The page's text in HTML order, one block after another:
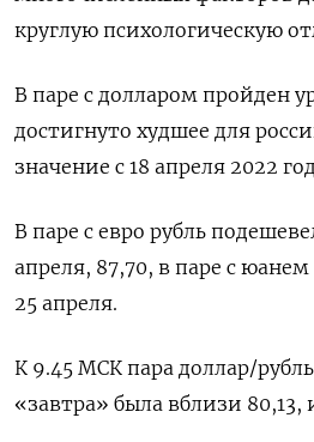
круглую психологическую
В паре с долларом пройден
достигнуто худшее для
значение с 18 апреля 2022
В паре с евро рубль
апреля, 87,70, в паре с
25 апреля.
К 9.45 МСК пара доллар/
«завтра» была вблизи 80,13,